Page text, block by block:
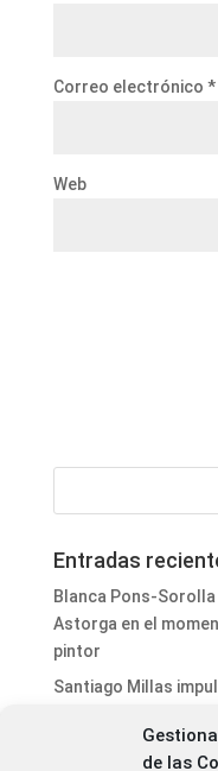
de las
Correo electrónico *
Web
Entradas
Blanca Pons-
Astorga en el
pintor
Santiago Millas
230.000 euros